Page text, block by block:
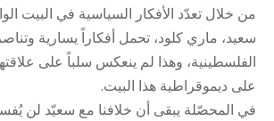
من خلال تعدّد الأفكار السياسية في البيت
سعيد، ماري كلود، تحمل أفكاراً يسارية
الفلسطينية، وهذا لم ينعكس سلباً على
على ديموقراطية هذا البيت.
في المحصّلة يبقى أن خلافنا مع سعيّد لن